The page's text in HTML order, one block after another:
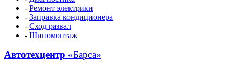
- Ремонт электрики
- Заправка кондиционера
- Сход развал
- Шиномонтаж
Автотехцентр «Барса»